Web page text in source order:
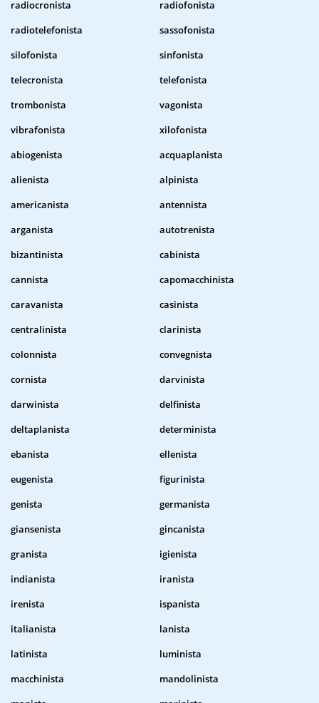
radiocronista
radiofonista
radiotelefonista
sassofonista
silofonista
sinfonista
telecronista
telefonista
trombonista
vagonista
vibrafonista
xilofonista
abiogenista
acquaplanista
alienista
alpinista
americanista
antennista
arganista
autotrenista
bizantinista
cabinista
cannista
capomacchinista
caravanista
casinista
centralinista
clarinista
colonnista
convegnista
cornista
darvinista
darwinista
delfinista
deltaplanista
determinista
ebanista
ellenista
eugenista
figurinista
genista
germanista
giansenista
gincanista
granista
igienista
indianista
iranista
irenista
ispanista
italianista
lanista
latinista
luminista
macchinista
mandolinista